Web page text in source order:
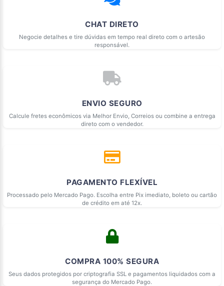
CHAT DIRETO
Negocie detalhes e tire dúvidas em tempo real direto com o artesão
responsável.
ENVIO SEGURO
Calcule fretes econômicos via Melhor Envio, Correios ou combine a entrega
direto com o vendedor.
PAGAMENTO FLEXÍVEL
Processado pelo Mercado Pago. Escolha entre Pix imediato, boleto ou cartão
de crédito em até 12x.
COMPRA 100% SEGURA
Seus dados protegidos por criptografia SSL e pagamentos liquidados com a
segurança do Mercado Pago.